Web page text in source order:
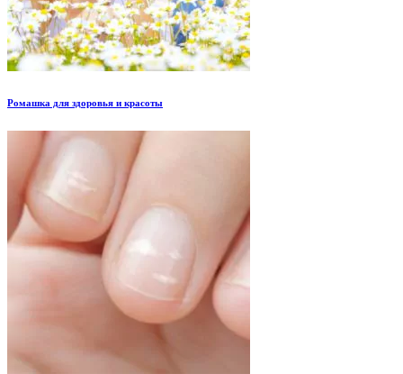
Ромашка для здоровья и красоты